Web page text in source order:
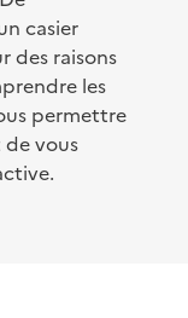
casier
des raisons
les
permettre
vous